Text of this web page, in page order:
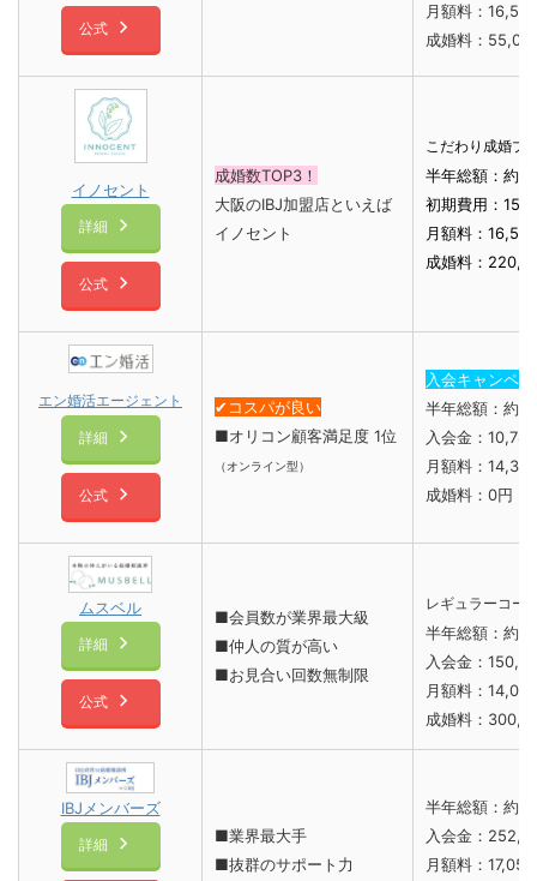
公式
月額料：
成婚料：
イノセント
詳細
公式
成婚数TOP3！
大阪のIBJ加盟店といえば
イノセント
こだわり成婚プ
半年総額：約
初期費用：
月額料：
成婚料：
エン婚活エージェント
詳細
公式
✔︎コスパが良い
■オリコン顧客満足度 1位
（オンライン型）
入会キャンペ
半年総額：約
入会金：
月額料：
成婚料：0円
ムスベル
詳細
公式
■会員数が業界最大級
■仲人の質が高い
■お見合い回数無制限
レギュラーコー
半年総額：約
入会金：
月額料：
成婚料：
IBJメンバーズ
詳細
■業界最大手
■抜群のサポート力
半年総額：約
入会金：
月額料：